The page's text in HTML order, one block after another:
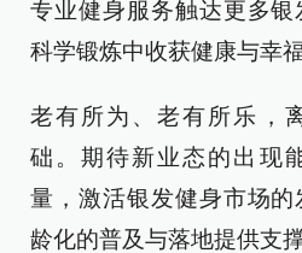
专业健身服务触达更多
科学锻炼中收获健康与幸福
老有所为、老有所乐，
础。期待新业态的出现
量，激活银发健身市场
龄化的普及与落地提供支撑